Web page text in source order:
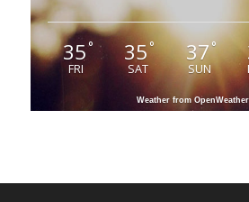
35°
FRI
35°
SAT
37°
SUN
Weather from